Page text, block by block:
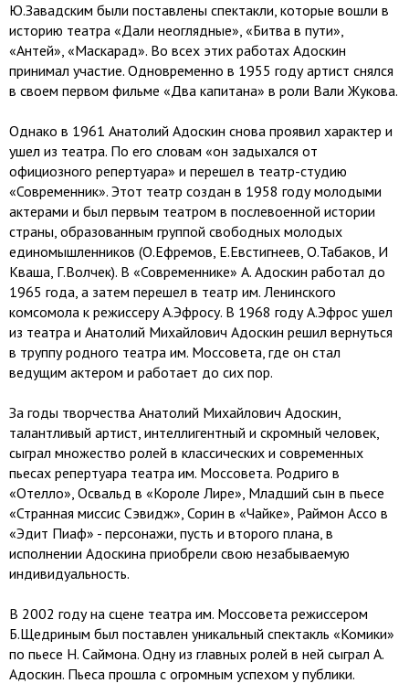
Ю.Завадским были поставлены спектакли, которые вошли в
историю театра «Дали неоглядные», «Битва в пути»,
«Антей», «Маскарад». Во всех этих работах Адоскин
принимал участие. Одновременно в 1955 году артист снялся
в своем первом фильме «Два капитана» в роли Вали Жукова.
Однако в 1961 Анатолий Адоскин снова проявил характер и
ушел из театра. По его словам «он задыхался от
официозного репертуара» и перешел в театр-студию
«Современник». Этот театр создан в 1958 году молодыми
актерами и был первым театром в послевоенной истории
страны, образованным группой свободных молодых
единомышленников (О.Ефремов, Е.Евстигнеев, О.Табаков, И
Кваша, Г.Волчек). В «Современнике» А. Адоскин работал до
1965 года, а затем перешел в театр им. Ленинского
комсомола к режиссеру А.Эфросу. В 1968 году А.Эфрос ушел
из театра и Анатолий Михайлович Адоскин решил вернуться
в труппу родного театра им. Моссовета, где он стал
ведущим актером и работает до сих пор.
За годы творчества Анатолий Михайлович Адоскин,
талантливый артист, интеллигентный и скромный человек,
сыграл множество ролей в классических и современных
пьесах репертуара театра им. Моссовета. Родриго в
«Отелло», Освальд в «Короле Лире», Младший сын в пьесе
«Странная миссис Сэвидж», Сорин в «Чайке», Раймон Ассо в
«Эдит Пиаф» - персонажи, пусть и второго плана, в
исполнении Адоскина приобрели свою незабываемую
индивидуальность.
В 2002 году на сцене театра им. Моссовета режиссером
Б.Щедриным был поставлен уникальный спектакль «Комики»
по пьесе Н. Саймона. Одну из главных ролей в ней сыграл А.
Адоскин. Пьеса прошла с огромным успехом у публики.